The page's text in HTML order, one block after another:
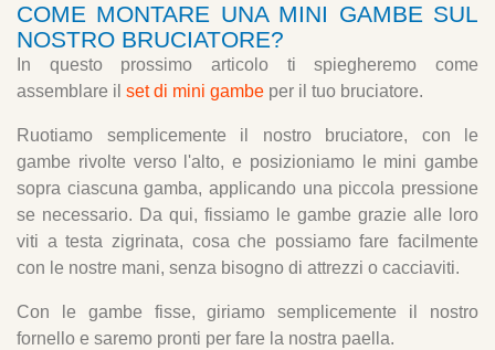
COME MONTARE UNA MINI GAMBE SUL
NOSTRO BRUCIATORE?
In questo prossimo articolo ti spiegheremo come
assemblare il set di mini gambe per il tuo bruciatore.
Ruotiamo semplicemente il nostro bruciatore, con le
gambe rivolte verso l'alto, e posizioniamo le mini gambe
sopra ciascuna gamba, applicando una piccola pressione
se necessario. Da qui, fissiamo le gambe grazie alle loro
viti a testa zigrinata, cosa che possiamo fare facilmente
con le nostre mani, senza bisogno di attrezzi o cacciaviti.
Con le gambe fisse, giriamo semplicemente il nostro
fornello e saremo pronti per fare la nostra paella.